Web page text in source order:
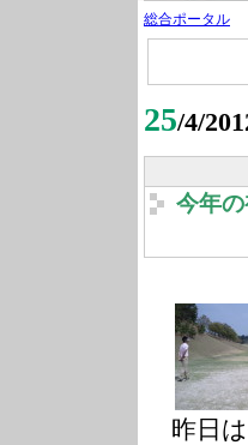
総合ポータル
25/4/
今年の
昨日